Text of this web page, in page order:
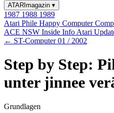
ATARImagazin ▾
1987 1988 1989
Atari Phile Happy Computer
ACE NSW Inside Info Atari
← ST-Computer 01 / 2002
Step by Step:
unter jinnee
Grundlagen